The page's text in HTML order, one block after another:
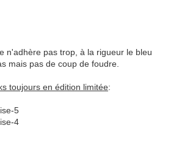
n'adhère pas trop, à la rigueur le bleu
mais pas de coup de foudre.
toujours en édition limitée: